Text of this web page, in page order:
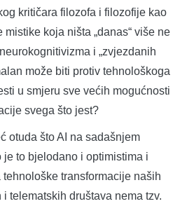
kritičara filozofa i filozofije kao
koja ništa „danas“ više ne
i „zvjezdanih
može biti protiv tehnološkoga
u smjeru sve većih mogućnosti
svega što jest?
otuda što AI na sadašnjem
je to bjelodano i optimistima i
transformacije naših
telematskih društava nema tzv.